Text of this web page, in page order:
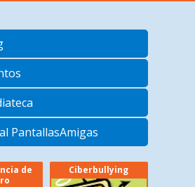
PantallasAmigas
de
Ciberbullying